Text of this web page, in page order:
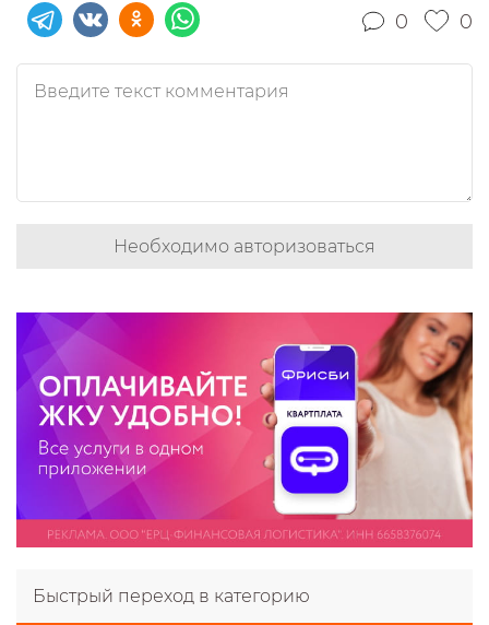
0 0
Необходимо авторизоваться
Быстрый переход в категорию